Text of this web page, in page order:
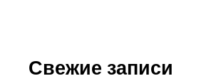
Свежие записи